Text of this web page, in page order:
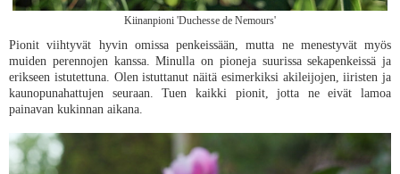
Kiinanpioni 'Duchesse de Nemours'
Pionit viihtyvät hyvin omissa penkeissään, mutta ne menestyvät myös
muiden perennojen kanssa. Minulla on pioneja suurissa sekapenkeissä ja
erikseen istutettuna. Olen istuttanut näitä esimerkiksi akileijojen, iiristen ja
kaunopunahattujen seuraan. Tuen kaikki pionit, jotta ne eivät lamoa
painavan kukinnan aikana.